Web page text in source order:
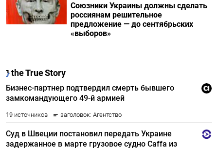
Союзники Украины должны сделать
россиянам решительное
предложение — до сентябрьских
«выборов»